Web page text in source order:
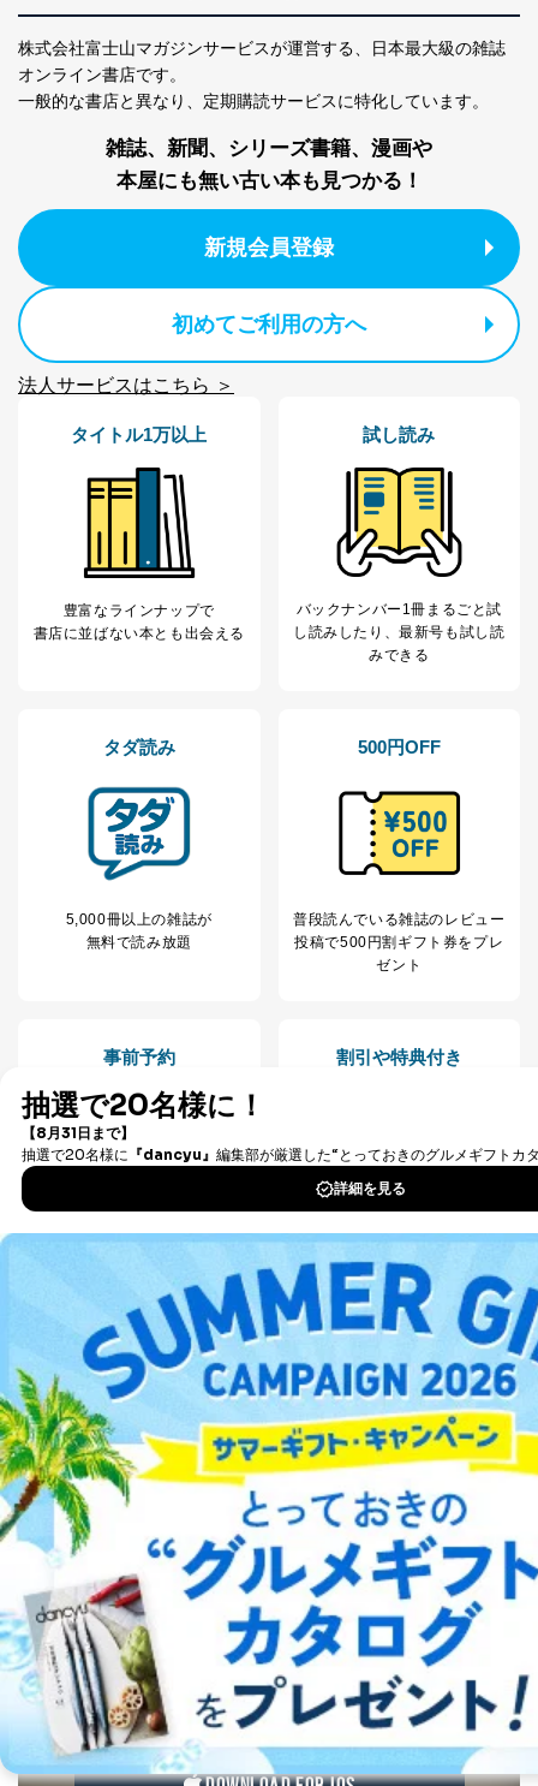
■電子メールによる場合
B.開示等の対応に際して、以下記載の項目のうち2項目
以上での本人確認を実施させていただきます。
号、顧客番号、メールアドレス
商品を購入された法人のお客様：氏名、会社名、部署
名、会社住所、電話番号、顧客番号、メールアドレス
お取引先様：会社名、部署名、氏名、住所
株主様：氏名、住所、（会社名）
C.代理人様による開示等のご請求
合は、前項の書類に加えて、下記書類をご同封くださ
い。
委任状
録証明書を添付してください。
代理人様が親権者などの法定代理人の場合は、委任
状に代えて、ご本人様との関係がわかる戸籍謄本も
しくは抄本、または住民票をご提出いただくことも
可能です。
下記書類のうち、いずれかを同封してください。
（本籍地を塗りつぶしたものをご用意下さい。）
D.手数料について
いては、1回の申請ごとに手数料、郵送料が必要で
す。
郵送料：860円（内訳：定形110円、書留480円、本
人限定受取郵便270円)
(2024年10月1日現在)
※上記郵送料は国内郵便の場合の費用です。国外へ
の郵送の場合は、実費をご負担いただきます。
手数料等の支払方法
費用のお支払方法は、郵送料分の郵便定額小為替を
です。また、郵便定額小為替は無記名でお願いしま
す。) なお、郵送料は郵便定額小為替に代えて同額
分の切手でお支払いいただくこともできます。
E.開示等の求めに対する回答方法
申請者の申請書面記載宛に書面（eメール含む）によっ
て回答いたします。書面以外での方法による回答をご希
望される方は、手続き時にその旨ご連絡ください。
以下の(1)～(7)に該当する場合は、非開示とさせていた
だきます。非開示を決定した場合は、その旨、理由を付
記して通知いたします。
(1)申請書に記載されている住所、本人確認のための書
類に記載されている住所、当社に登録されている住所が
一致しないときなど本人が確認できない場合
(2)代理人による申請に際して､代理権が確認できない場
合
(3)所定の申請書類に不備があった場合
(4)開示の求めの対象が開示対象個人情報に該当しない
場合
(5)本人または第三者の生命、身体、財産その他の権利
利益を害するおそれがある場合
(6)当社の業務の適正な実施に著しい支障を及ぼすおそ
れがある場合
(7)他の法令に違反することとなる場合
５．苦情及び相談窓口
当社は、ご提出いただいた個人情報に関する苦情、相
談、及びその他のお問い合わせに、適切、かつ迅速に対
応致します。
ご提出いただいた個人情報に関する苦情、相談は、電話
株式会社富士山マガジンサービスが運営する、
日本最大級の雑誌
オンライン書店です。
一般的な書店と異なり、 定期購読サービスに特化しています。
雑誌、新聞、シリーズ書籍、漫画や
本屋にも無い古い本も見つかる！
新規会員登録
初めてご利用の方へ
法人サービスはこちら ＞
タイトル1万以上
豊富なラインナップで
書店に並ばない本とも出会える
試し読み
バックナンバー1冊まるごと試
し読み したり、最新号も試し読
みできる
タダ読み
5,000冊以上の雑誌が
無料で読み放題
500円OFF
普段読んでいる雑誌のレビュー
投稿で500円割ギフト券をプレ
ゼント
事前予約
気になる本は発売日前から事前
割引や特典付き
定期購読なら
送料無料の雑誌も！
デジタル雑誌をご利用なら
最新号〜バックナンバーまで7000冊以上の雑誌（電子
書籍）が無料で読み放題！
タダ読みサービス
を楽しもう！